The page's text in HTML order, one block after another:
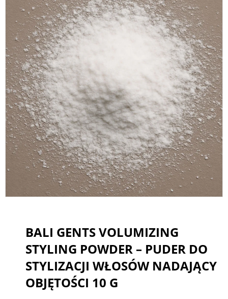
BALI GENTS VOLUMIZING
STYLING POWDER – PUDER DO
STYLIZACJI WŁOSÓW NADAJĄCY
OBJĘTOŚCI 10 G